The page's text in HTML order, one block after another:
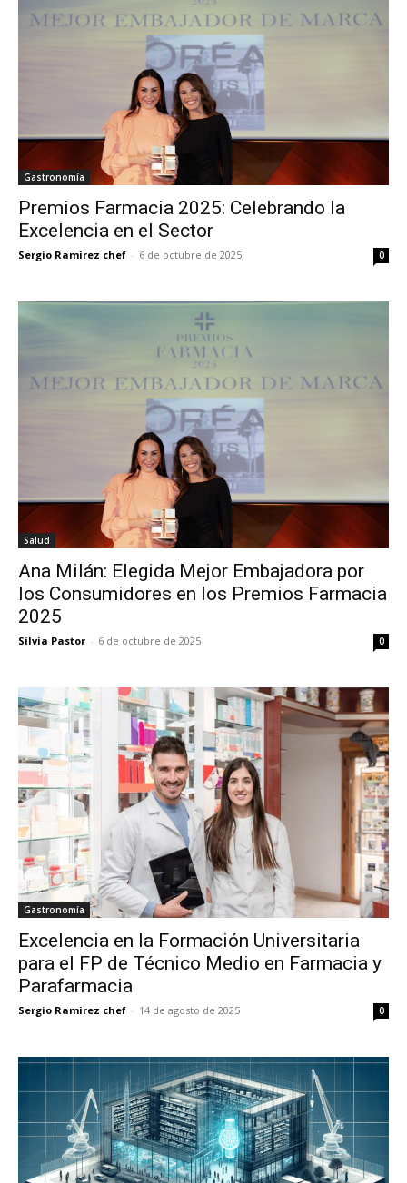
Gastronomía
Premios Farmacia 2025: Celebrando la
Excelencia en el Sector
Sergio Ramirez chef - 6 de octubre de 2025 0
Salud
Ana Milán: Elegida Mejor Embajadora por
los Consumidores en los Premios Farmacia
2025
Silvia Pastor - 6 de octubre de 2025 0
Gastronomía
Excelencia en la Formación Universitaria
para el FP de Técnico Medio en Farmacia y
Parafarmacia
Sergio Ramirez chef - 14 de agosto de 2025 0